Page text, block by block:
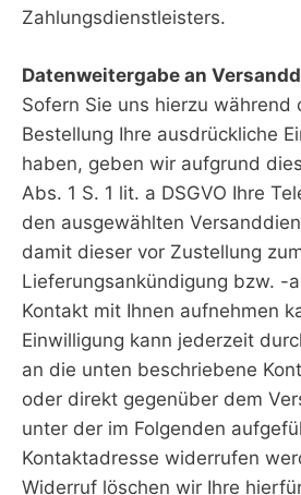
Zahlungsdienstleisters.
Datenweitergabe an
Sofern Sie uns hierzu während
Bestellung Ihre ausdrückliche
haben, geben wir aufgrund
Abs. 1 S. 1 lit. a DSGVO Ihre
den ausgewählten
damit dieser vor Zustellung
Lieferungsankündigung bzw. -
Kontakt mit Ihnen aufnehmen
Einwilligung kann jederzeit
an die unten beschriebene
oder direkt gegenüber dem
unter der im Folgenden
Kontaktadresse widerrufen
Widerruf löschen wir Ihre